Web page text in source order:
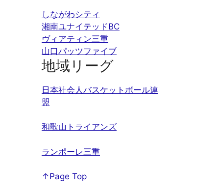
しながわシティ
湘南ユナイテッドBC
ヴィアティン三重
山口パッツファイブ
地域リーグ
日本社会人バスケットボール連
盟
和歌山トライアンズ
ランポーレ三重
↑Page Top